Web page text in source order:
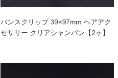
バンスクリップ 39×97mm ヘアアク
セサリー クリアシャンパン【2ヶ】